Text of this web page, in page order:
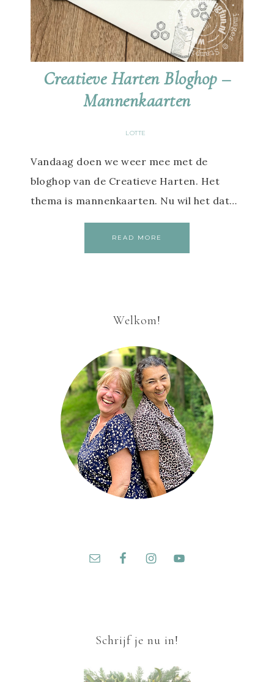
Creatieve Harten Bloghop –
Mannenkaarten
LOTTE
Vandaag doen we weer mee met de
bloghop van de Creatieve Harten. Het
thema is mannenkaarten. Nu wil het dat…
READ MORE
Welkom!
Schrijf je nu in!